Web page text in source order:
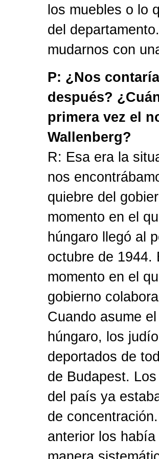
los muebles o lo
del
mudarnos con
P: ¿Nos
después?
primera vez el
Wallenberg?
R: Esa era la
nos
quiebre del
momento en el
húngaro llegó al
octubre de 1944.
momento en el
gobierno
Cuando asume
húngaro, los
deportados de
de Budapest.
del país ya
de
anterior los